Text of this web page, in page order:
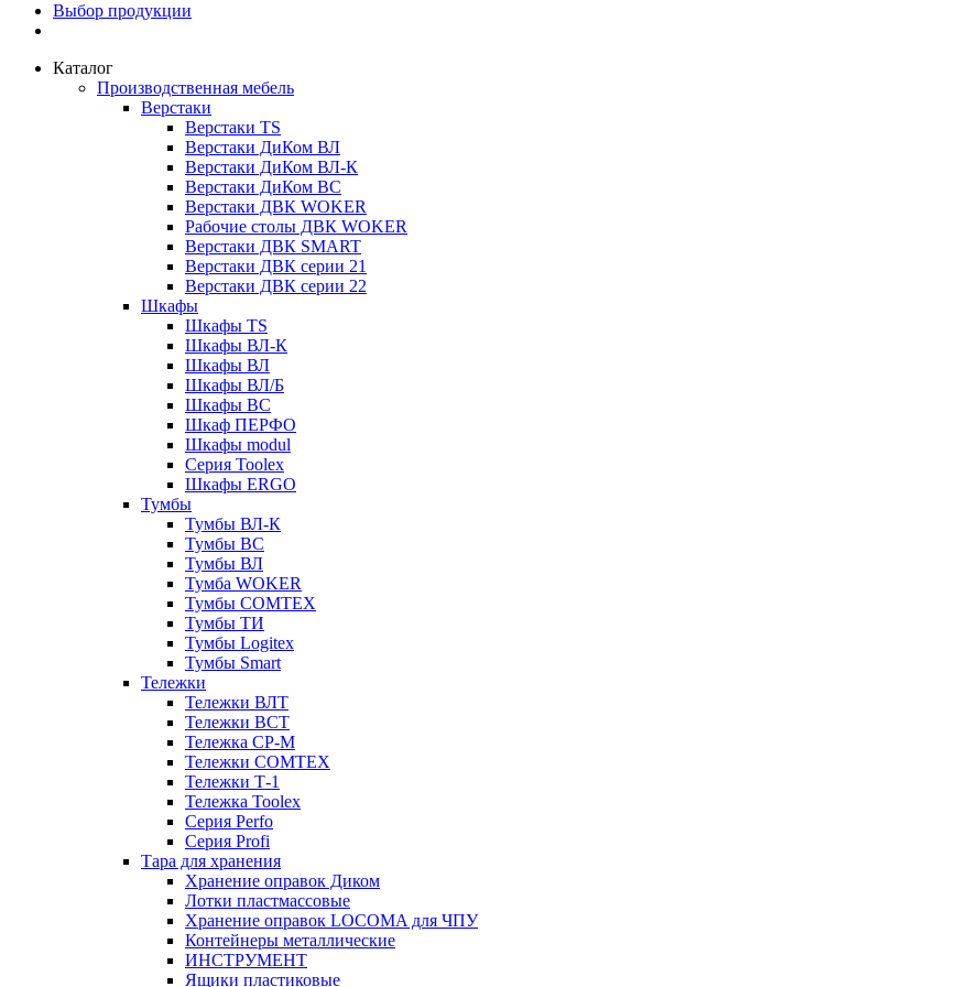
Выбор продукции
Каталог
Производственная мебель
Верстаки
Верстаки TS
Верстаки ДиКом ВЛ
Верстаки ДиКом ВЛ-К
Верстаки ДиКом ВС
Верстаки ДВК WOKER
Рабочие столы ДВК WOKER
Верстаки ДВК SMART
Верстаки ДВК серии 21
Верстаки ДВК серии 22
Шкафы
Шкафы TS
Шкафы ВЛ-К
Шкафы ВЛ
Шкафы ВЛ/Б
Шкафы ВС
Шкаф ПЕРФО
Шкафы modul
Серия Toolex
Шкафы ERGO
Тумбы
Тумбы ВЛ-К
Тумбы ВС
Тумбы ВЛ
Тумба WOKER
Тумбы COMTEX
Тумбы ТИ
Тумбы Logitex
Тумбы Smart
Тележки
Тележки ВЛТ
Тележки ВСТ
Тележка СР-М
Тележки COMTEX
Тележки Т-1
Тележка Toolex
Серия Perfo
Серия Profi
Тара для хранения
Хранение оправок Диком
Лотки пластмассовые
Хранение оправок LOCOMA для ЧПУ
Контейнеры металлические
ИНСТРУМЕНТ
Ящики пластиковые